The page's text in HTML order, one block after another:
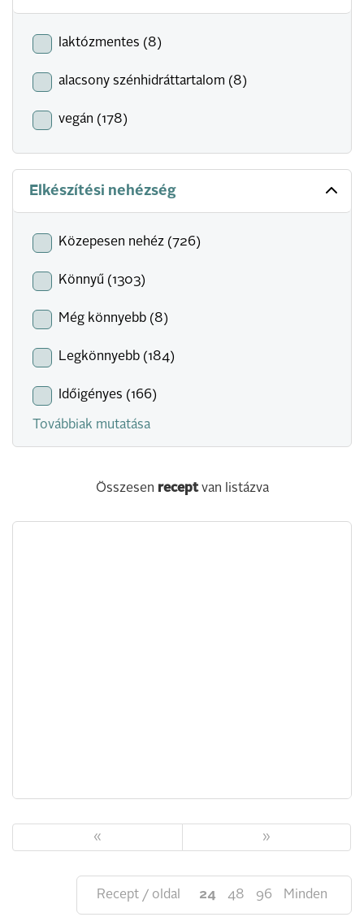
laktózmentes (8)
alacsony szénhidráttartalom (8)
vegán (178)
Elkészítési nehézség
Közepesen nehéz (726)
Könnyű (1303)
Még könnyebb (8)
Legkönnyebb (184)
Időigényes (166)
Továbbiak mutatása
Összesen receptvan listázva
« »
Recept / oldal 24 48 96 Minden